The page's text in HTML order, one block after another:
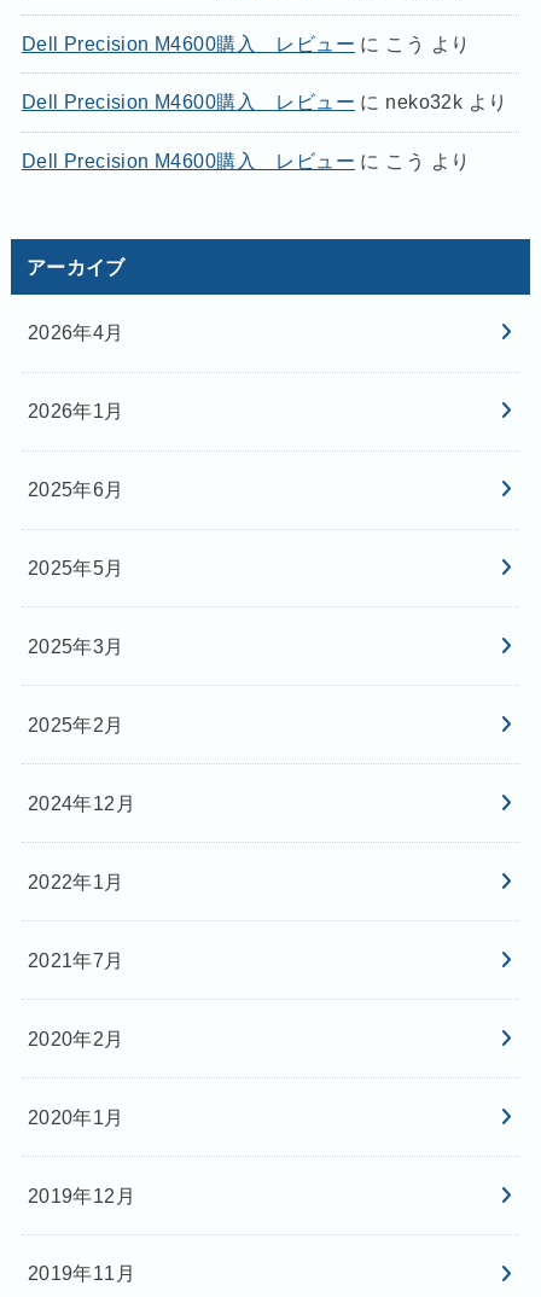
Dell Precision M4600購入 レビュー に こう より
Dell Precision M4600購入 レビュー に neko32k より
Dell Precision M4600購入 レビュー に こう より
アーカイブ
2026年4月
2026年1月
2025年6月
2025年5月
2025年3月
2025年2月
2024年12月
2022年1月
2021年7月
2020年2月
2020年1月
2019年12月
2019年11月